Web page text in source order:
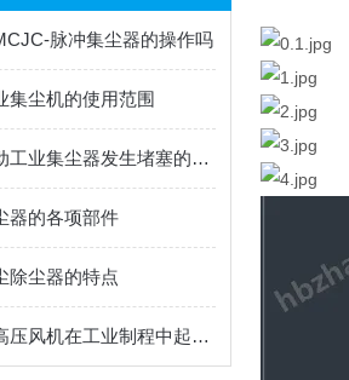
脉冲集尘器的操作吗
集尘机的使用范围
检查移动工业集尘器发生堵塞的方法介绍
器的各项部件
除尘器的特点
耐高温高压风机在工业制程中起着至关重要的作用